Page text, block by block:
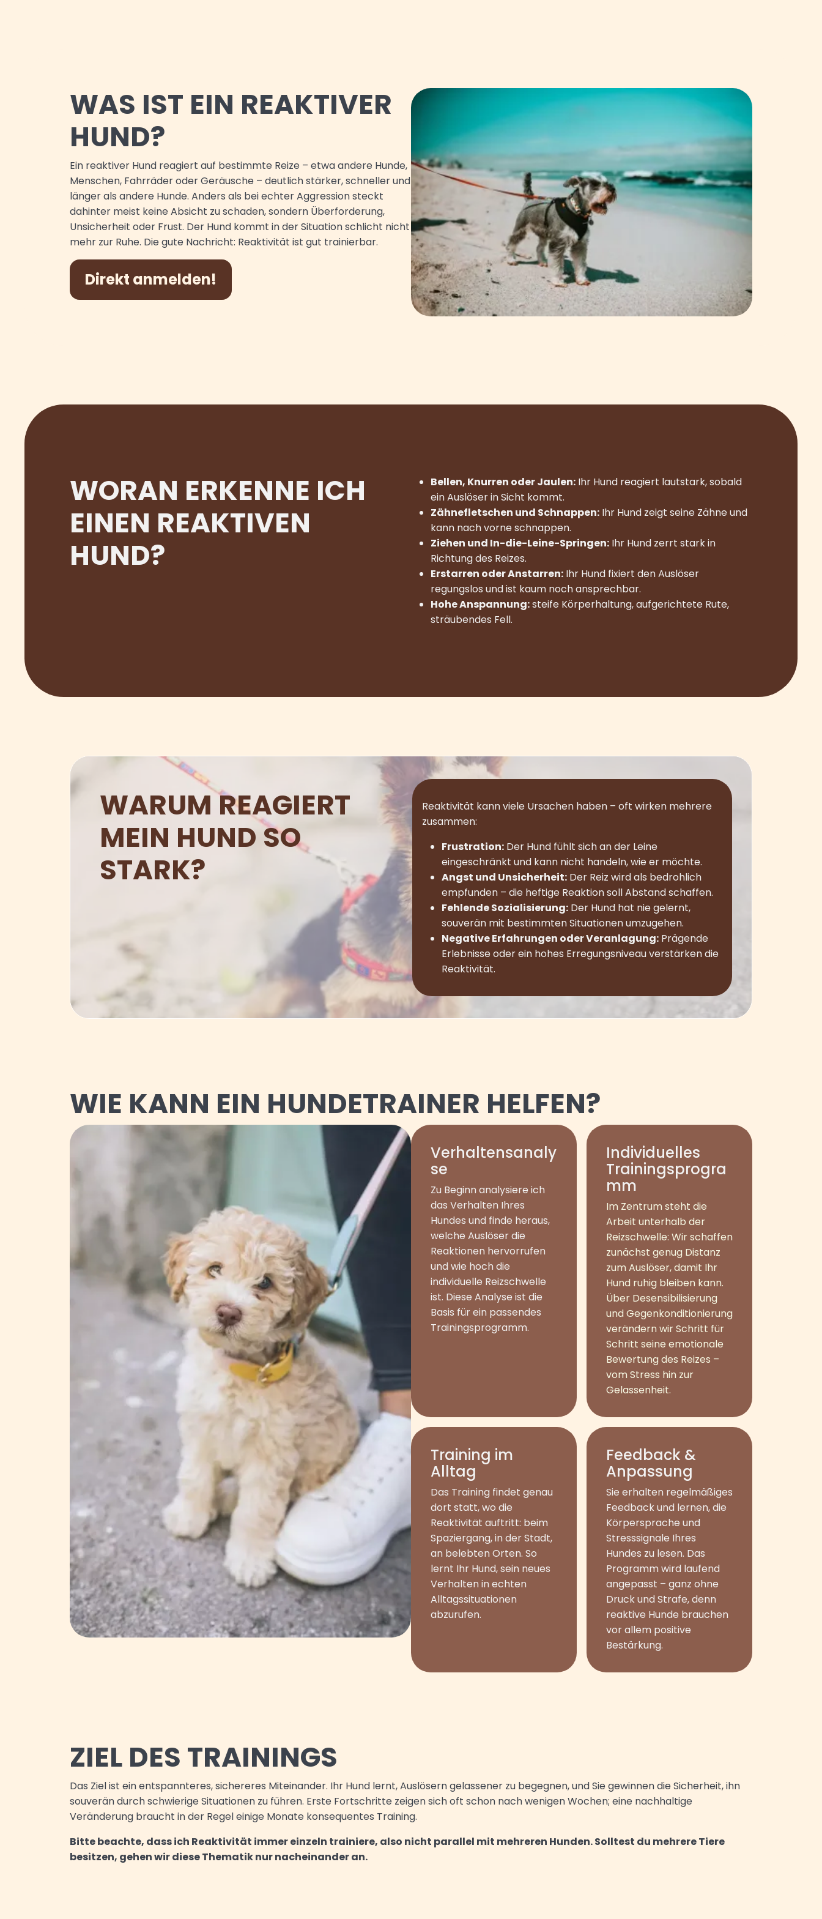
WAS IST EIN REAKTIVER
HUND?
Ein reaktiver Hund reagiert auf bestimmte Reize – etwa andere Hunde,
Menschen, Fahrräder oder Geräusche – deutlich stärker, schneller und
länger als andere Hunde. Anders als bei echter Aggression steckt
dahinter meist keine Absicht zu schaden, sondern Überforderung,
Unsicherheit oder Frust. Der Hund kommt in der Situation schlicht nicht
mehr zur Ruhe. Die gute Nachricht: Reaktivität ist gut trainierbar.
Direkt anmelden!
WORAN ERKENNE ICH
EINEN REAKTIVEN
HUND?
Bellen, Knurren oder Jaulen: Ihr Hund reagiert lautstark, sobald
ein Auslöser in Sicht kommt.
Zähnefletschen und Schnappen: Ihr Hund zeigt seine Zähne und
kann nach vorne schnappen.
Ziehen und In-die-Leine-Springen: Ihr Hund zerrt stark in
Richtung des Reizes.
Erstarren oder Anstarren: Ihr Hund fixiert den Auslöser
regungslos und ist kaum noch ansprechbar.
Hohe Anspannung:steife Körperhaltung, aufgerichtete Rute,
sträubendes Fell.
WARUM REAGIERT
MEIN HUND SO
STARK?
Reaktivität kann viele Ursachen haben – oft wirken mehrere
zusammen:
Frustration: Der Hund fühlt sich an der Leine
eingeschränkt und kann nicht handeln, wie er möchte.
Angst und Unsicherheit: Der Reiz wird als bedrohlich
empfunden – die heftige Reaktion soll Abstand schaffen.
Fehlende Sozialisierung: Der Hund hat nie gelernt,
souverän mit bestimmten Situationen umzugehen.
Negative Erfahrungen oder Veranlagung: Prägende
Erlebnisse oder ein hohes Erregungsniveau verstärken die
Reaktivität.
WIE KANN EIN HUNDETRAINER HELFEN?
Verhaltensanaly
se
Zu Beginn analysiere ich
das Verhalten Ihres
Hundes und finde heraus,
welche Auslöser die
Reaktionen hervorrufen
und wie hoch die
individuelle Reizschwelle
ist. Diese Analyse ist die
Basis für ein passendes
Trainingsprogramm.
Individuelles
Trainingsprogra
mm
Im Zentrum steht die
Arbeit unterhalb der
Reizschwelle: Wir schaffen
zunächst genug Distanz
zum Auslöser, damit Ihr
Hund ruhig bleiben kann.
Über Desensibilisierung
und Gegenkonditionierung
verändern wir Schritt für
Schritt seine emotionale
Bewertung des Reizes –
vom Stress hin zur
Gelassenheit.
Training im
Alltag
Das Training findet genau
dort statt, wo die
Reaktivität auftritt: beim
Spaziergang, in der Stadt,
an belebten Orten. So
lernt Ihr Hund, sein neues
Verhalten in echten
Alltagssituationen
abzurufen.
Feedback &
Anpassung
Sie erhalten regelmäßiges
Feedback und lernen, die
Körpersprache und
Stresssignale Ihres
Hundes zu lesen. Das
Programm wird laufend
angepasst – ganz ohne
Druck und Strafe, denn
reaktive Hunde brauchen
vor allem positive
Bestärkung.
ZIEL DES TRAININGS
Das Ziel ist ein entspannteres, sichereres Miteinander. Ihr Hund lernt, Auslösern gelassener zu begegnen, und Sie gewinnen die Sicherheit, ihn
souverän durch schwierige Situationen zu führen. Erste Fortschritte zeigen sich oft schon nach wenigen Wochen; eine nachhaltige
Veränderung braucht in der Regel einige Monate konsequentes Training.
Bitte beachte, dass ich Reaktivität immer einzeln trainiere, also nicht parallel mit mehreren Hunden. Solltest du mehrere Tiere
besitzen, gehen wir diese Thematik nur nacheinander an.